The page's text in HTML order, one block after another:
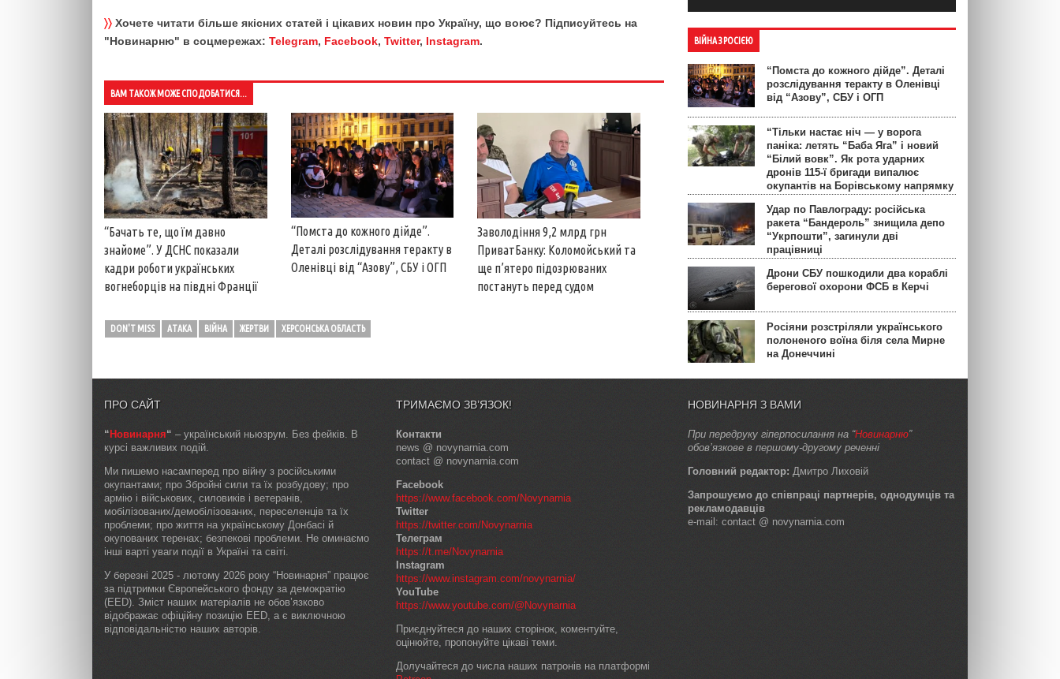
〉〉 Хочете читати більше якісних статей і цікавих новин про Україну, що воює? Підписуйтесь на
"Новинарню" в соцмережах: Telegram, Facebook, Twitter, Instagram.
ВАМ ТАКОЖ МОЖЕ СПОДОБАТИСЯ...
“Бачать те, що їм давно
знайоме”. У ДСНС показали
кадри роботи українських
вогнеборців на півдні Франції
“Помста до кожного дійде”.
Деталі розслідування теракту в
Оленівці від “Азову”, СБУ і ОГП
Заволодіння 9,2 млрд грн
ПриватБанку: Коломойський та
ще п’ятеро підозрюваних
постануть перед судом
DON'T MISS АТАКА ВІЙНА ЖЕРТВИ ХЕРСОНСЬКА ОБЛАСТЬ
ВІЙНА З РОСІЄЮ
“Помста до кожного дійде”. Деталі
розслідування теракту в Оленівці
від “Азову”, СБУ і ОГП
“Тільки настає ніч — у ворога
паніка: летять “Баба Яга” і новий
“Білий вовк”. Як рота ударних
дронів 115-ї бригади випалює
окупантів на Борівському напрямку
Удар по Павлограду: російська
ракета “Бандероль” знищила депо
“Укрпошти”, загинули дві
працівниці
Дрони СБУ пошкодили два кораблі
берегової охорони ФСБ в Керчі
Росіяни розстріляли українського
полоненого воїна біля села Мирне
на Донеччині
ПРО САЙТ
“ Новинарня“ – український ньюзрум. Без фейків. В
курсі важливих подій.
Ми пишемо насамперед про війну з російськими
окупантами; про Збройні сили та їх розбудову; про
армію і військових, силовиків і ветеранів,
мобілізованих/демобілізованих, переселенців та їх
проблеми; про життя на українському Донбасі й
окупованих теренах; безпекові проблеми. Не оминаємо
інші варті уваги події в Україні та світі.
У березні 2025 - лютому 2026 року “Новинарня” працює
за підтримки Європейського фонду за демократію
(EED). Зміст наших матеріалів не обов’язково
відображає офіційну позицію EED, а є виключною
відповідальністю наших авторів.
ТРИМАЄМО ЗВ’ЯЗОК!
Контакти
news @ novynarnia.com
contact @ novynarnia.com
Facebook
https://www.facebook.com/Novynarnia
Twitter
https://twitter.com/Novynarnia
Телеграм
https://t.me/Novynarnia
Instagram
https://www.instagram.com/novynarnia/
YouTube
https://www.youtube.com/@Novynarnia
Приєднуйтеся до наших сторінок, коментуйте,
оцінюйте, пропонуйте цікаві теми.
Долучайтеся до числа наших патронів на платформі
НОВИНАРНЯ З ВАМИ
При передруку гіперпосилання на “Новинарню”
обов’язкове в першому-другому реченні
Головний редактор: Дмитро Лиховій
Запрошуємо до співпраці партнерів, однодумців та
рекламодавців
e-mail: contact @ novynarnia.com